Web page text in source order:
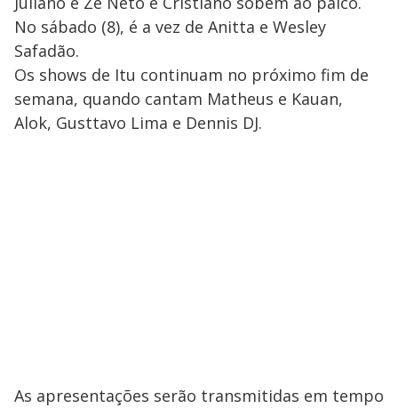
No sábado (8), é a vez de Anitta e Wesley
Safadão.
Os shows de Itu continuam no próximo fim de
semana, quando cantam Matheus e Kauan,
Alok, Gusttavo Lima e Dennis DJ.
As apresentações serão transmitidas em tempo